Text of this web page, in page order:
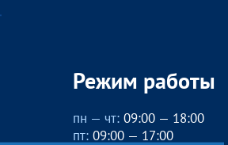
Режим работы
пн — чт: 09:00 — 18:00
пт: 09:00 — 17:00